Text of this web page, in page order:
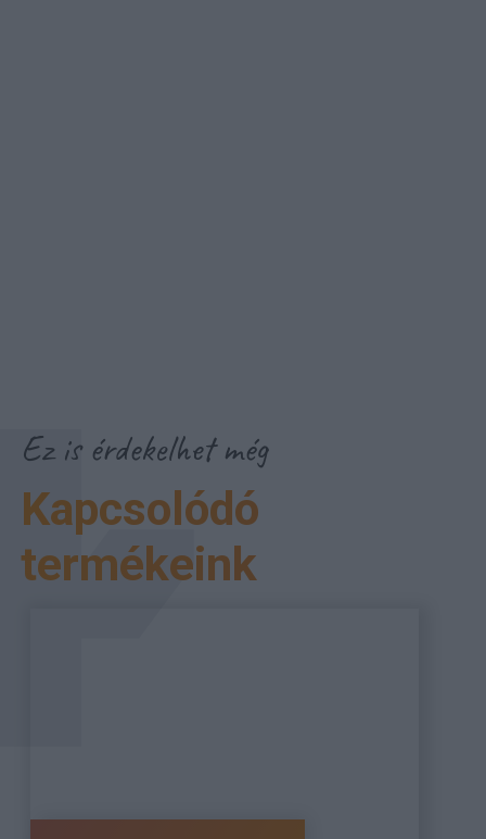
Ez is érdekelhet még
Kapcsolódó
termékeink